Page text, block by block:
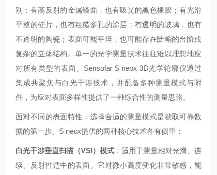
别：有高反射的金属镜面，也有吸光的黑色橡胶；有光滑
平整的硅片，也有粗糙多孔的涂层；有透明的玻璃，也有
不透明的陶瓷；表面可能平坦，也可能存在陡峭的台阶或
复杂的立体结构。单一的光学测量技术往往难以理想地应
对所有类型的表面。Sensofar S neox 3D光学轮廓仪通过
集成共聚焦与白光干涉技术，并配备多种测量模式与附
件，为应对表面多样性提供了一种综合性的测量思路。
面对不同的表面特性，选择合适的测量模式是获取可靠数
据的第一步。S neox提供的两种核心技术各有侧重：
白光干涉垂直扫描（VSI）模式 ：适用于测量相对光滑、连
续、反射性适中的表面。它对微小高度变化非常敏感，能